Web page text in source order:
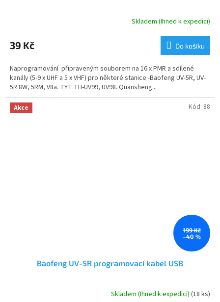
Skladem (Ihned k expedici)
39 Kč Do košíku
Naprogramování připraveným souborem na 16 x PMR a sdílené
kanály (5-9 x UHF a 5 x VHF) pro některé stanice -Baofeng UV-5R, UV-
5R 8W, 5RM, V8a. TYT TH-UV99, UV98. Quansheng...
Akce
199 Kč
–40 %
Baofeng UV-5R programovací kabel USB
Skladem (Ihned k expedici)(18 ks)
Kód: 88